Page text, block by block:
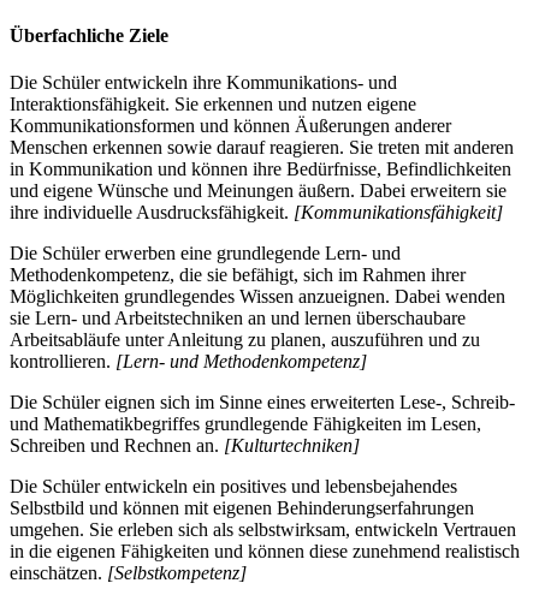
Überfachliche Ziele
Die Schüler entwickeln ihre Kommunikations- und
Interaktionsfähigkeit. Sie erkennen und nutzen eigene
Kommunikationsformen und können Äußerungen anderer
Menschen erkennen sowie darauf reagieren. Sie treten mit anderen
in Kommunikation und können ihre Bedürfnisse, Befindlichkeiten
und eigene Wünsche und Meinungen äußern. Dabei erweitern sie
ihre individuelle Ausdrucksfähigkeit. [Kommunikationsfähigkeit]
Die Schüler erwerben eine grundlegende Lern- und
Methodenkompetenz, die sie befähigt, sich im Rahmen ihrer
Möglichkeiten grundlegendes Wissen anzueignen. Dabei wenden
sie Lern- und Arbeitstechniken an und lernen überschaubare
Arbeitsabläufe unter Anleitung zu planen, auszuführen und zu
kontrollieren. [Lern- und Methodenkompetenz]
Die Schüler eignen sich im Sinne eines erweiterten Lese-, Schreib-
und Mathematikbegriffes grundlegende Fähigkeiten im Lesen,
Schreiben und Rechnen an. [Kulturtechniken]
Die Schüler entwickeln ein positives und lebensbejahendes
Selbstbild und können mit eigenen Behinderungserfahrungen
umgehen. Sie erleben sich als selbstwirksam, entwickeln Vertrauen
in die eigenen Fähigkeiten und können diese zunehmend realistisch
einschätzen. [Selbstkompetenz]